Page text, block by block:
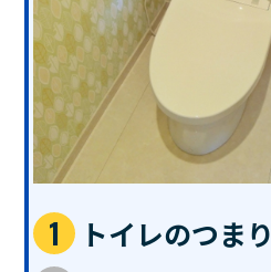
トイレのつまり